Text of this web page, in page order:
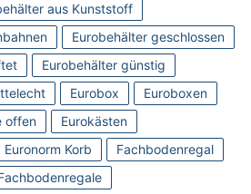
aus Kunststoff
Eurobehälter geschlossen
Eurobehälter günstig
Eurobox
Euroboxen
offen
Eurokästen
Euronorm Korb
Fachbodenregal